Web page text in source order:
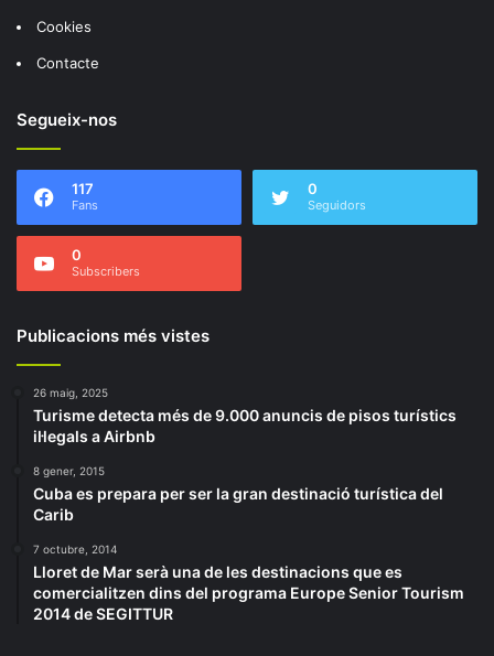
Cookies
Contacte
Segueix-nos
117
Fans
0
Seguidors
0
Subscribers
Publicacions més vistes
26 maig, 2025
Turisme detecta més de 9.000 anuncis de pisos turístics
il·legals a Airbnb
8 gener, 2015
Cuba es prepara per ser la gran destinació turística del
Carib
7 octubre, 2014
Lloret de Mar serà una de les destinacions que es
comercialitzen dins del programa Europe Senior Tourism
2014 de SEGITTUR